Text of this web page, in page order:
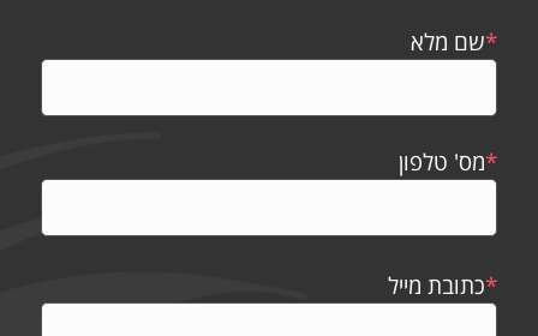
*שם מלא
*מס' טלפון
*כתובת מייל